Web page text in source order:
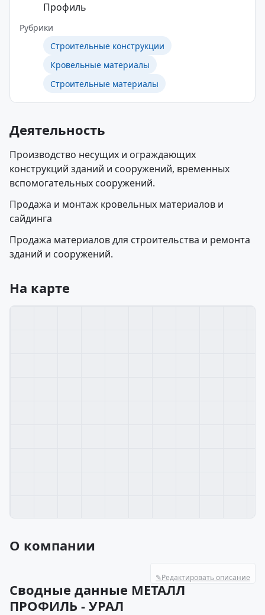
Профиль
Рубрики
Строительные конструкции
Кровельные материалы
Строительные материалы
Деятельность
Производство несущих и ограждающих
конструкций зданий и сооружений, временных
вспомогательных сооружений.
Продажа и монтаж кровельных материалов и
сайдинга
Продажа материалов для строительства и ремонта
зданий и сооружений.
На карте
О компании
✎Редактировать описание
Сводные данные МЕТАЛЛ
ПРОФИЛЬ - УРАЛ